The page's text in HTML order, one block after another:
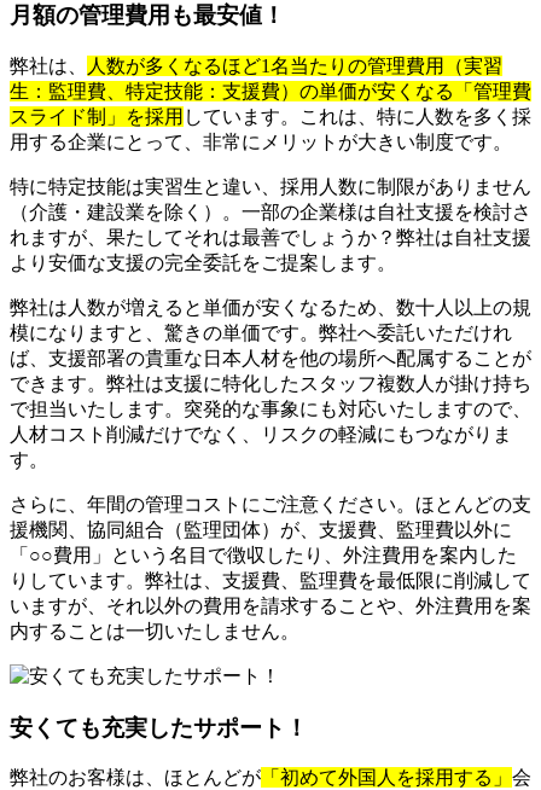
月額の管理費用も最安値！
弊社は、
人数が多くなるほど1名当たりの管理費用（実習
生：監理費、特定技能：支援費）の単価が安くなる「管理費
スライド制」を採用 しています。これは、特に人数を多く採
用する企業にとって、非常にメリットが大きい制度です。
特に特定技能は実習生と違い、採用人数に制限がありません
（介護・建設業を除く）。一部の企業様は自社支援を検討さ
れますが、果たしてそれは最善でしょうか？弊社は自社支援
より安価な支援の完全委託をご提案します。
弊社は人数が増えると単価が安くなるため、数十人以上の規
模になりますと、驚きの単価です。弊社へ委託いただけれ
ば、支援部署の貴重な日本人材を他の場所へ配属することが
できます。弊社は支援に特化したスタッフ複数人が掛け持ち
で担当いたします。突発的な事象にも対応いたしますので、
人材コスト削減だけでなく、リスクの軽減にもつながりま
す。
さらに、年間の管理コストにご注意ください。ほとんどの支
援機関、協同組合（監理団体）が、支援費、監理費以外に
「○○費用」という名目で徴収したり、外注費用を案内した
りしています。弊社は、支援費、監理費を最低限に削減して
いますが、それ以外の費用を請求することや、外注費用を案
内することは一切いたしません。
安くても充実したサポート！
弊社のお客様は、ほとんどが 「初めて外国人を採用する」 会